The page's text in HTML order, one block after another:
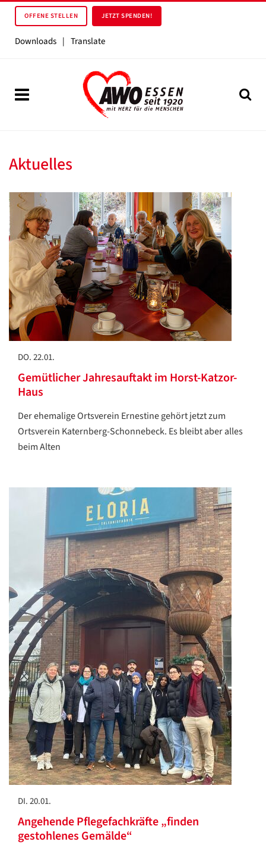
OFFENE STELLEN JETZT SPENDEN!
Downloads | Translate
Aktuelles
DO. 22.01.
Gemütlicher Jahresauftakt im Horst-Katzor-
Haus
Der ehemalige Ortsverein Ernestine gehört jetzt zum
Ortsverein Katernberg-Schonnebeck. Es bleibt aber alles
beim Alten
DI. 20.01.
Angehende Pflegefachkräfte „finden
gestohlenes Gemälde“